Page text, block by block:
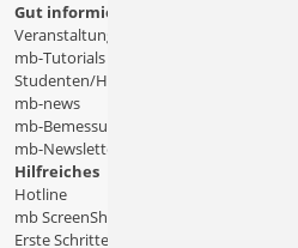
Gut informiert
Veranstaltungen
mb-Tutorials
Studenten/Hochschule
mb-news
mb-Bemessungstafeln
mb-Newsletter
Hilfreiches
Hotline
mb ScreenShare
Erste Schritte